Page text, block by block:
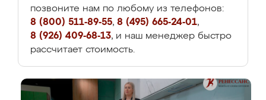
позвоните нам по любому из телефонов:
8 (800) 511-89-55, 8 (495) 665-24-01,
8 (926) 409-68-13, и наш менеджер быстро
рассчитает стоимость.